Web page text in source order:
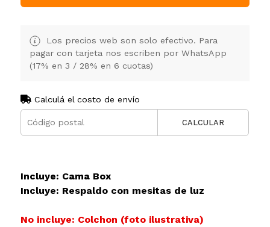
Los precios web son solo efectivo. Para
pagar con tarjeta nos escriben por WhatsApp
(17% en 3 / 28% en 6 cuotas)
Calculá el costo de envío
CALCULAR
Incluye: Cama Box
Incluye: Respaldo con mesitas de luz
No incluye: Colchon (foto ilustrativa)